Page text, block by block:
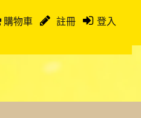
購物車 註冊 登入